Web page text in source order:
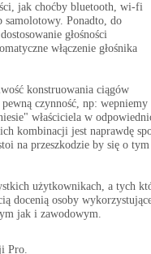
jak choćby bluetooth, wi-fi
Ponadto, do
głośności
włączenie głośnika
konstruowania ciągów
czynność, np: wepniemy
właściciela w
kombinacji jest naprawdę
na przeszkodzie by się o tym
użytkownikach, a tych
docenią osoby
jak i zawodowym.
Pro.